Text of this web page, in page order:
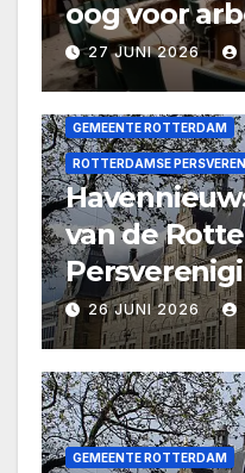
oog voor
27 JUNI 2026
GEMEENTE ROTTERDAM
ROTTERDAMSE
van de
persruimte
26 JUNI 2026
GEMEENTE ROTTERDAM